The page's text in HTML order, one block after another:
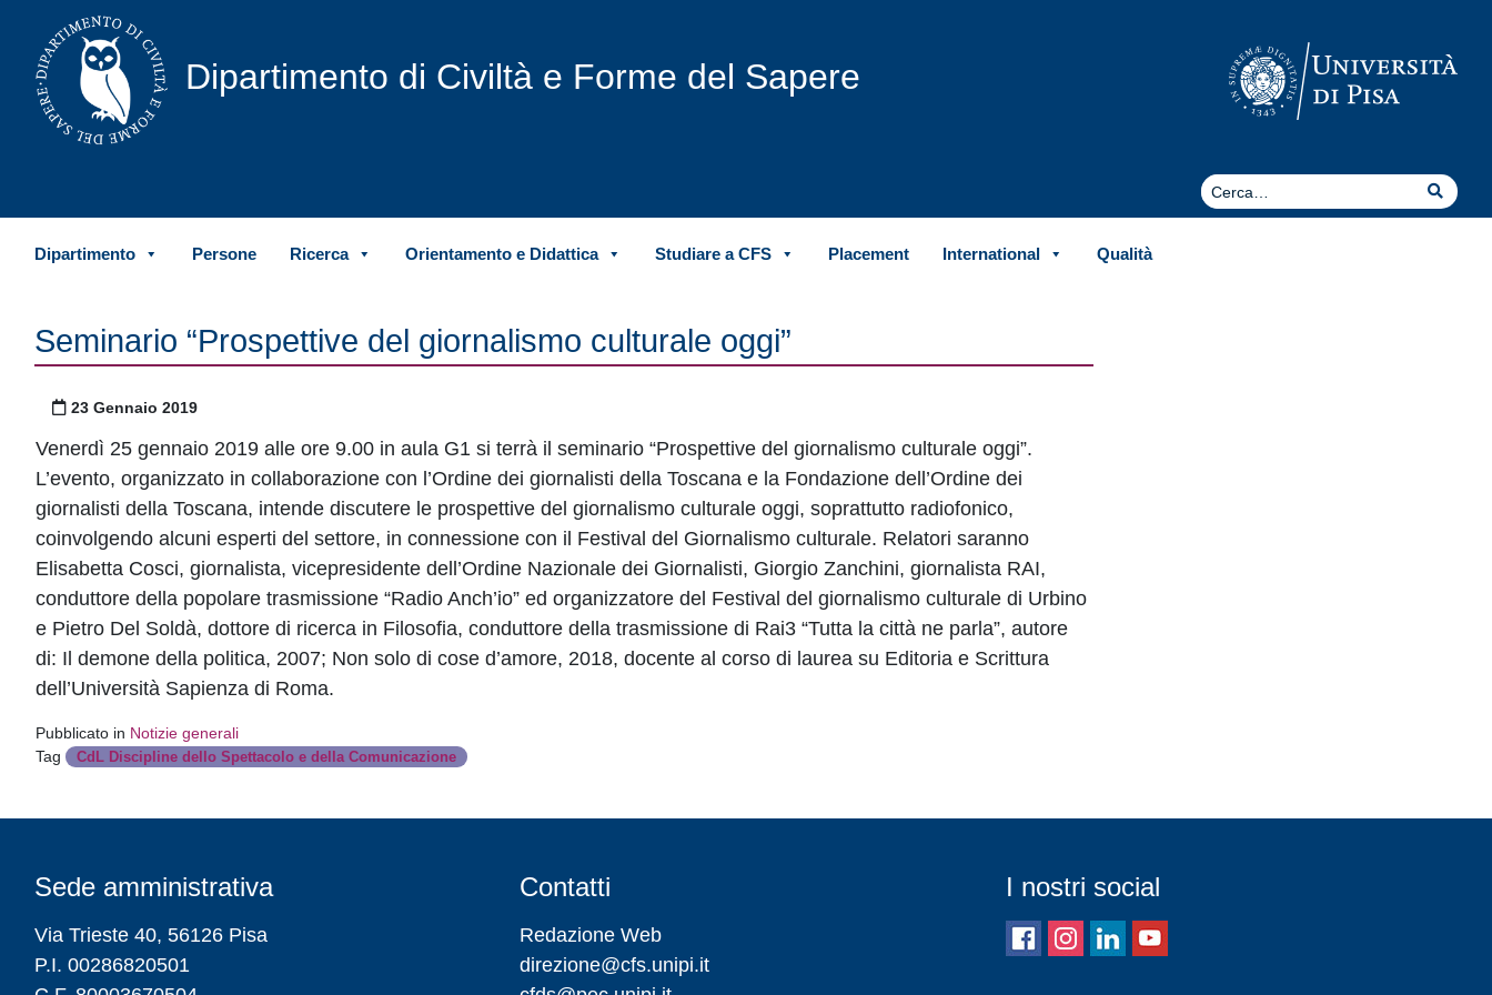
Vai al contenuto
Dipartimento di Civiltà e Forme del Sapere
Cerca
Cerca
Dipartimento Persone Ricerca Orientamento e Didattica Studiare a CFS Placement International Qualità
Seminario “Prospettive del giornalismo culturale oggi”
Pubblicato il
23 Gennaio 2019
Venerdì 25 gennaio 2019 alle ore 9.00 in aula G1 si terrà il seminario “Prospettive del giornalismo culturale oggi”.
L’evento, organizzato in collaborazione con l’Ordine dei giornalisti della Toscana e la Fondazione dell’Ordine dei
giornalisti della Toscana, intende discutere le prospettive del giornalismo culturale oggi, soprattutto radiofonico,
coinvolgendo alcuni esperti del settore, in connessione con il Festival del Giornalismo culturale. Relatori saranno
Elisabetta Cosci, giornalista, vicepresidente dell’Ordine Nazionale dei Giornalisti, Giorgio Zanchini, giornalista RAI,
conduttore della popolare trasmissione “Radio Anch’io” ed organizzatore del Festival del giornalismo culturale di Urbino
e Pietro Del Soldà, dottore di ricerca in Filosofia, conduttore della trasmissione di Rai3 “Tutta la città ne parla”, autore
di: Il demone della politica, 2007; Non solo di cose d’amore, 2018, docente al corso di laurea su Editoria e Scrittura
dell’Università Sapienza di Roma.
Pubblicato in Notizie generali
Tag
CdL Discipline dello Spettacolo e della Comunicazione
Sede amministrativa
Via Trieste 40, 56126 Pisa
P.I. 00286820501
Contatti
Redazione Web
direzione@cfs.unipi.it
I nostri social